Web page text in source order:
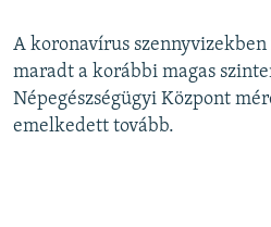
A koronavírus
maradt a korábbi magas
Népegészségügyi Központ
emelkedett tovább.